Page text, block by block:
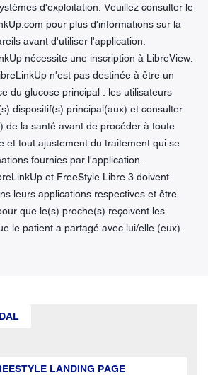
d'exploitation. Veuillez consulter le
pour plus d'informations sur la
avant d'utiliser l'application.
nécessite une inscription à LibreView.
n'est pas destinée à être un
du glucose principal : les utilisateurs
dispositif(s) principal(aux) et consulter
de la santé avant de procéder à toute
et tout ajustement du traitement qui se
fournies par l'application.
et FreeStyle Libre 3 doivent
leurs applications respectives et être
que le(s) proche(s) reçoivent les
le patient a partagé avec lui/elle (eux).
LANDING PAGE